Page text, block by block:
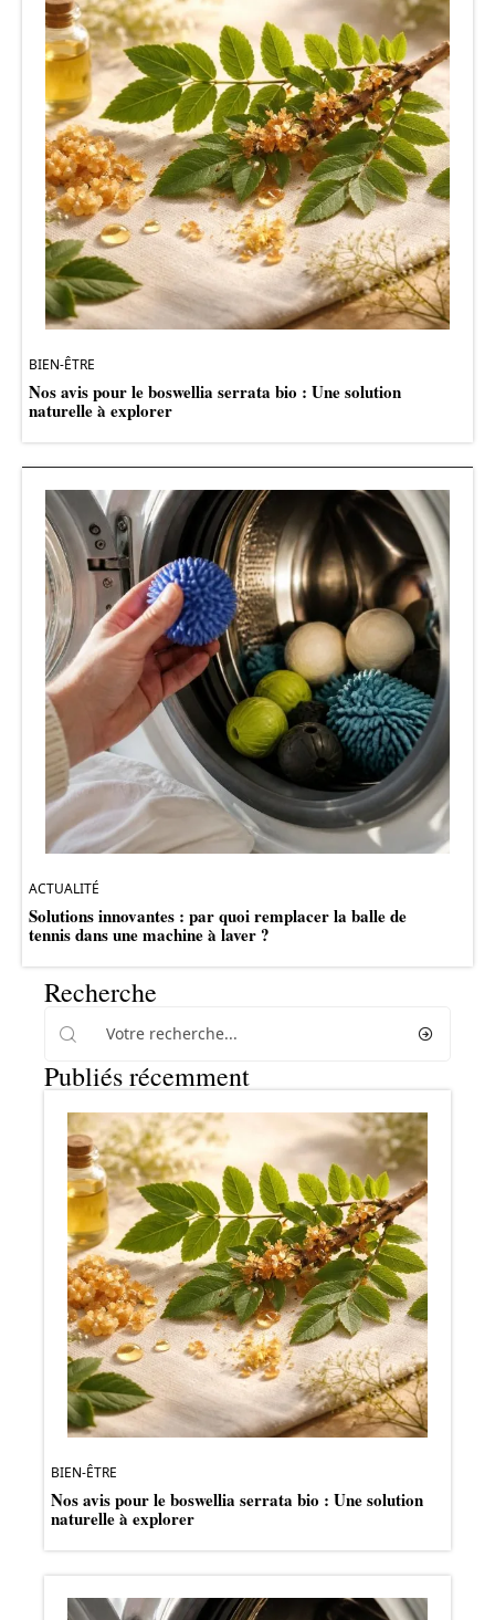
BIEN-ÊTRE
Nos avis pour le boswellia serrata bio : Une solution
naturelle à explorer
ACTUALITÉ
Solutions innovantes : par quoi remplacer la balle de
tennis dans une machine à laver ?
Recherche
Publiés récemment
BIEN-ÊTRE
Nos avis pour le boswellia serrata bio : Une solution
naturelle à explorer